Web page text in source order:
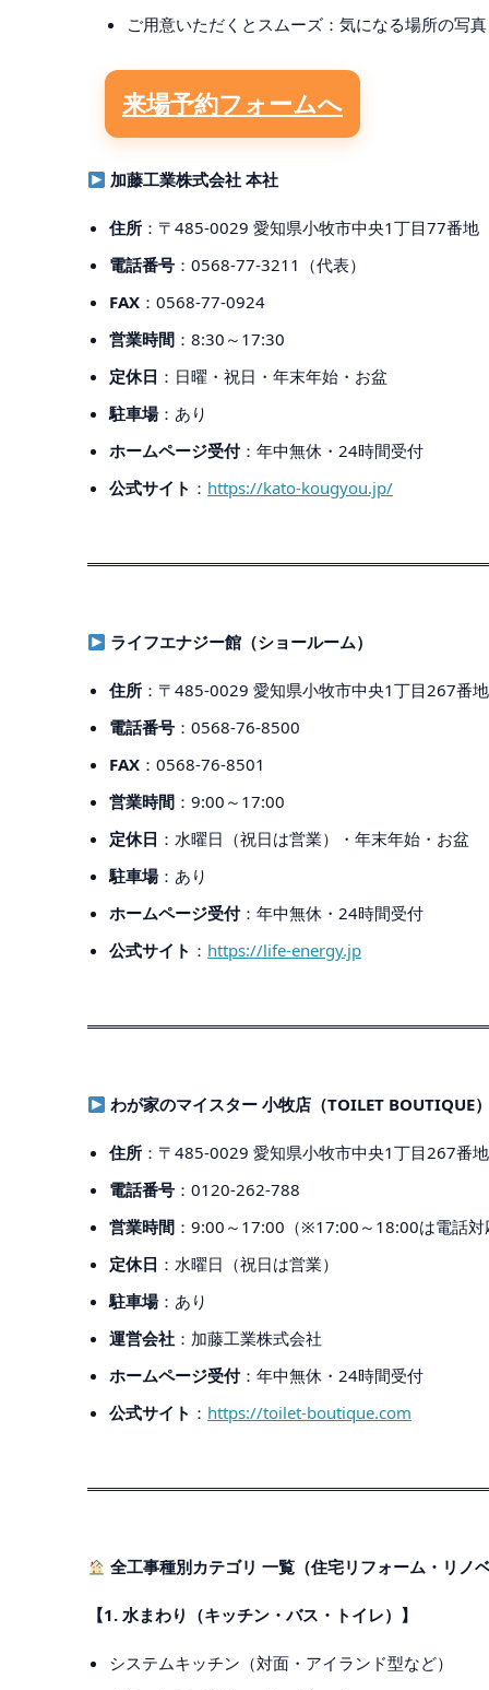
ご用意いただくとスムーズ：気になる場所の写
来場予約フォームへ
加藤工業株式会社 本社
住所 ：〒485-0029 愛知県小牧市中央1丁目77番地
電話番号 ：0568-77-3211（代表）
FAX ：0568-77-0924
営業時間 ：8:30～17:30
定休日 ：日曜・祝日・年末年始・お盆
駐車場：あり
ホームページ受付：年中無休・24時間受付
公式サイト ： https://kato-kougyou.jp/
ライフエナジー館（ショールーム）
住所 ：〒485-0029 愛知県小牧市中央1丁目267番
電話番号 ：0568-76-8500
FAX ：0568-76-8501
営業時間 ：9:00～17:00
定休日 ：水曜日（祝日は営業）・年末年始・お盆
駐車場：あり
ホームページ受付：年中無休・24時間受付
公式サイト ： https://life-energy.jp
わが家のマイスター 小牧店（TOILET BOUTIQUE
住所 ：〒485-0029 愛知県小牧市中央1丁目267番
電話番号 ：0120-262-788
営業時間 ：9:00～17:00（※17:00～18:00は電話対
定休日 ：水曜日（祝日は営業）
駐車場：あり
運営会社 ：加藤工業株式会社
ホームページ受付：年中無休・24時間受付
公式サイト ： https://toilet-boutique.com
全工事種別カテゴリ 一覧（住宅リフォーム・リノ
【1. 水まわり（キッチン・バス・トイレ）】
システムキッチン（対面・アイランド型など）